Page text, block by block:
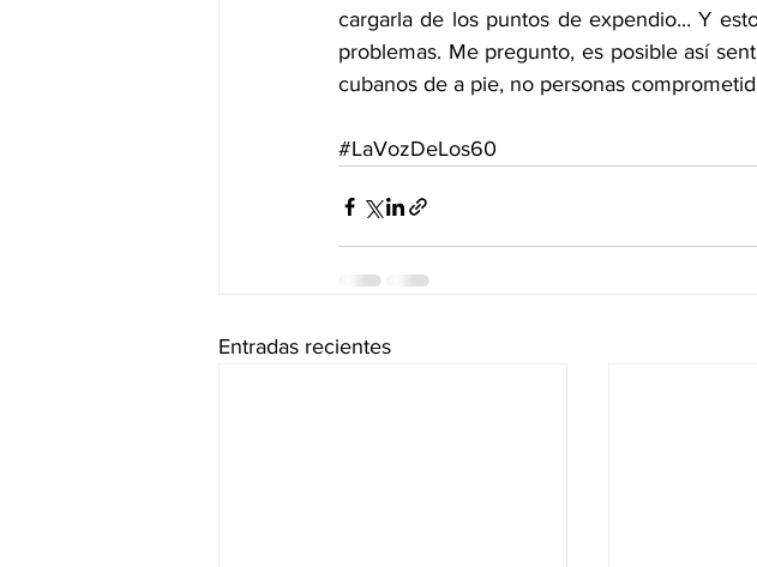
cargarla de los puntos de expendio... Y
problemas. Me pregunto, es posible así
cubanos de a pie, no personas
#LaVozDeLos60
Entradas recientes